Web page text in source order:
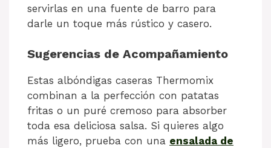
servirlas en una fuente de barro para
darle un toque más rústico y casero.
Sugerencias de Acompañamiento
Estas albóndigas caseras Thermomix
combinan a la perfección con patatas
fritas o un puré cremoso para absorber
toda esa deliciosa salsa. Si quieres algo
más ligero, prueba con una ensalada de